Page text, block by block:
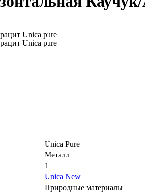
Unica Pure
Металл
1
Unica New
Природные материалы